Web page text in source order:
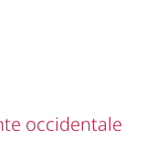
occidentale